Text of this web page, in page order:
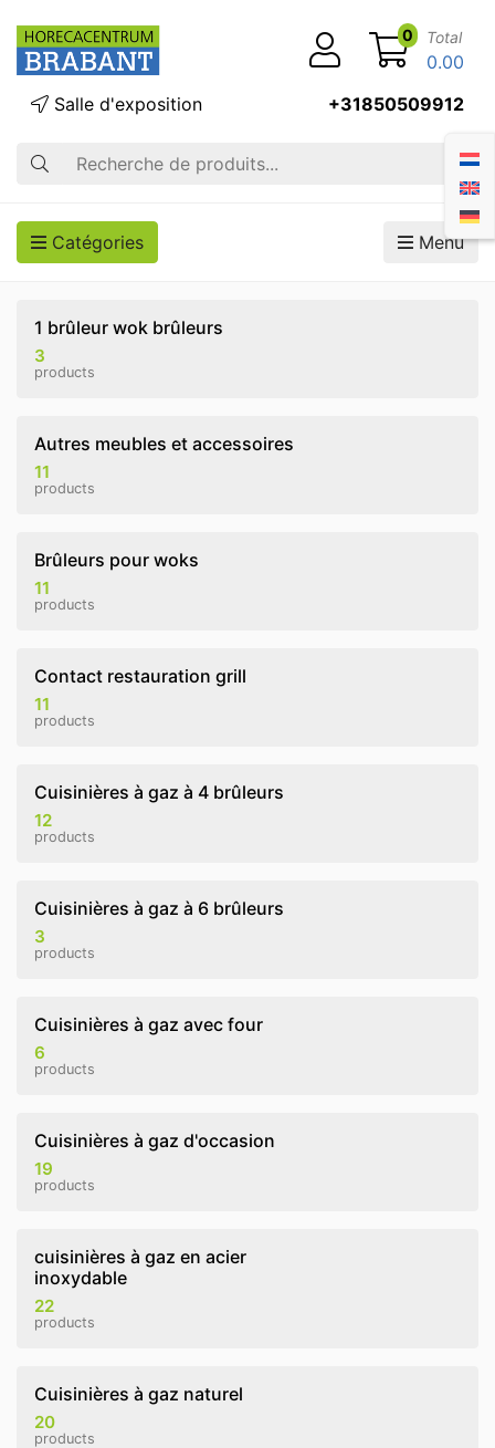
Recherche
Salle d'exposition +31850509912
0 Total
0.00
Catégories Menu
1 brûleur wok brûleurs
3
products
Autres meubles et accessoires
11
products
Brûleurs pour woks
11
products
Contact restauration grill
11
products
Cuisinières à gaz à 4 brûleurs
12
products
Cuisinières à gaz à 6 brûleurs
3
products
Cuisinières à gaz avec four
6
products
Cuisinières à gaz d'occasion
19
products
cuisinières à gaz en acier
inoxydable
22
products
Cuisinières à gaz naturel
20
products